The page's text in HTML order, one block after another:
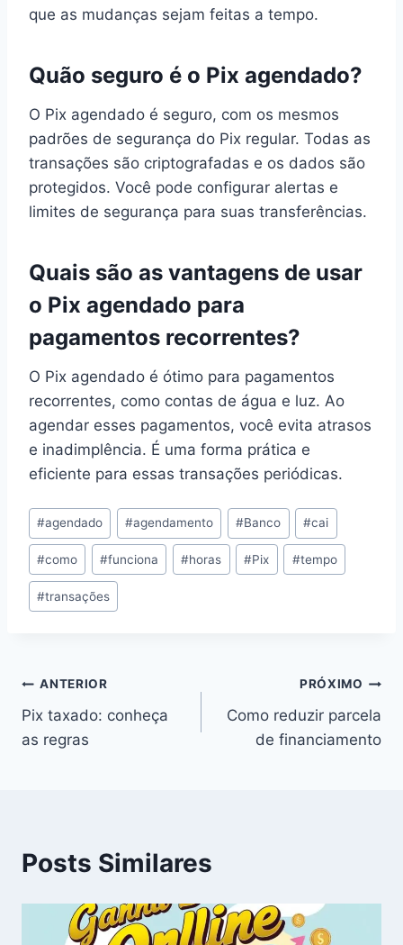
que as mudanças sejam feitas a tempo.
Quão seguro é o Pix agendado?
O Pix agendado é seguro, com os mesmos
padrões de segurança do Pix regular. Todas as
transações são criptografadas e os dados são
protegidos. Você pode configurar alertas e
limites de segurança para suas transferências.
Quais são as vantagens de usar
o Pix agendado para
pagamentos recorrentes?
O Pix agendado é ótimo para pagamentos
recorrentes, como contas de água e luz. Ao
agendar esses pagamentos, você evita atrasos
e inadimplência. É uma forma prática e
eficiente para essas transações periódicas.
Tags
do
Post:
#agendado #agendamento #Banco #cai
#como #funciona #horas #Pix #tempo
#transações
Navegação
de
ANTERIOR
Pix taxado: conheça
as regras
PRÓXIMO
Como reduzir parcela
de financiamento
Posts Similares